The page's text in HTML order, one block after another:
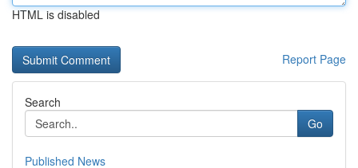
HTML is disabled
Report Page
Search
Go
Published News